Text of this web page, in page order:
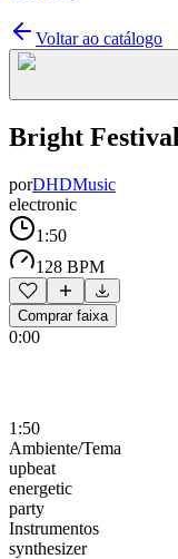
Voltar ao catálogo
Bright
porDHDMusic
electronic
1:50
128 BPM
Comprar faixa
0:00
1:50
Ambiente/Tema
upbeat
energetic
party
Instrumentos
synthesizer